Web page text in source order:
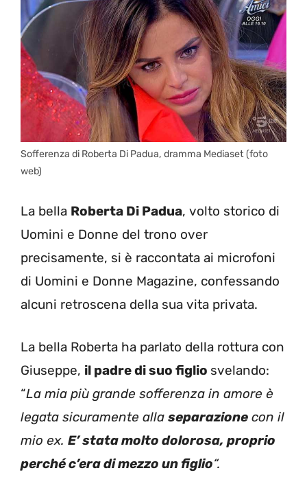
Sofferenza di Roberta Di Padua, dramma Mediaset (foto
web)
La bella Roberta Di Padua, volto storico di
Uomini e Donne del trono over
precisamente, si è raccontata ai microfoni
di Uomini e Donne Magazine, confessando
alcuni retroscena della sua vita privata.
La bella Roberta ha parlato della rottura con
Giuseppe, il padre di suo figlio svelando:
“La mia più grande sofferenza in amore è
legata sicuramente alla separazione con il
mio ex. E’ stata molto dolorosa, proprio
perché c’era di mezzo un figlio“.